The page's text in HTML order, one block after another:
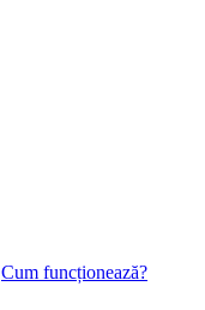
Cum funcționează?